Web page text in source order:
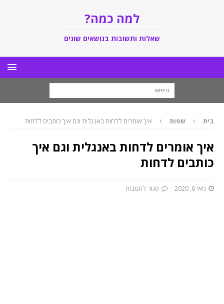
למה כמה?
שאלות ותשובות בנושאים שונים
בית שפות איך אומרים לדחות באנגלית וגם איך כותבים לדחות
איך אומרים לדחות באנגלית וגם איך
כותבים לדחות
מאי 6, 2020 סגור לתגובות